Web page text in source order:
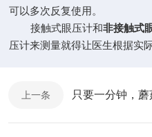
可以多次反复使用。
接触式眼压计和非接触式
压计来测量就得让医生根据实际
上一条